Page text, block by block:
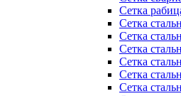
Сетка
Сетка
Сетка
Сетка
Сетка
Сетка
Сетка